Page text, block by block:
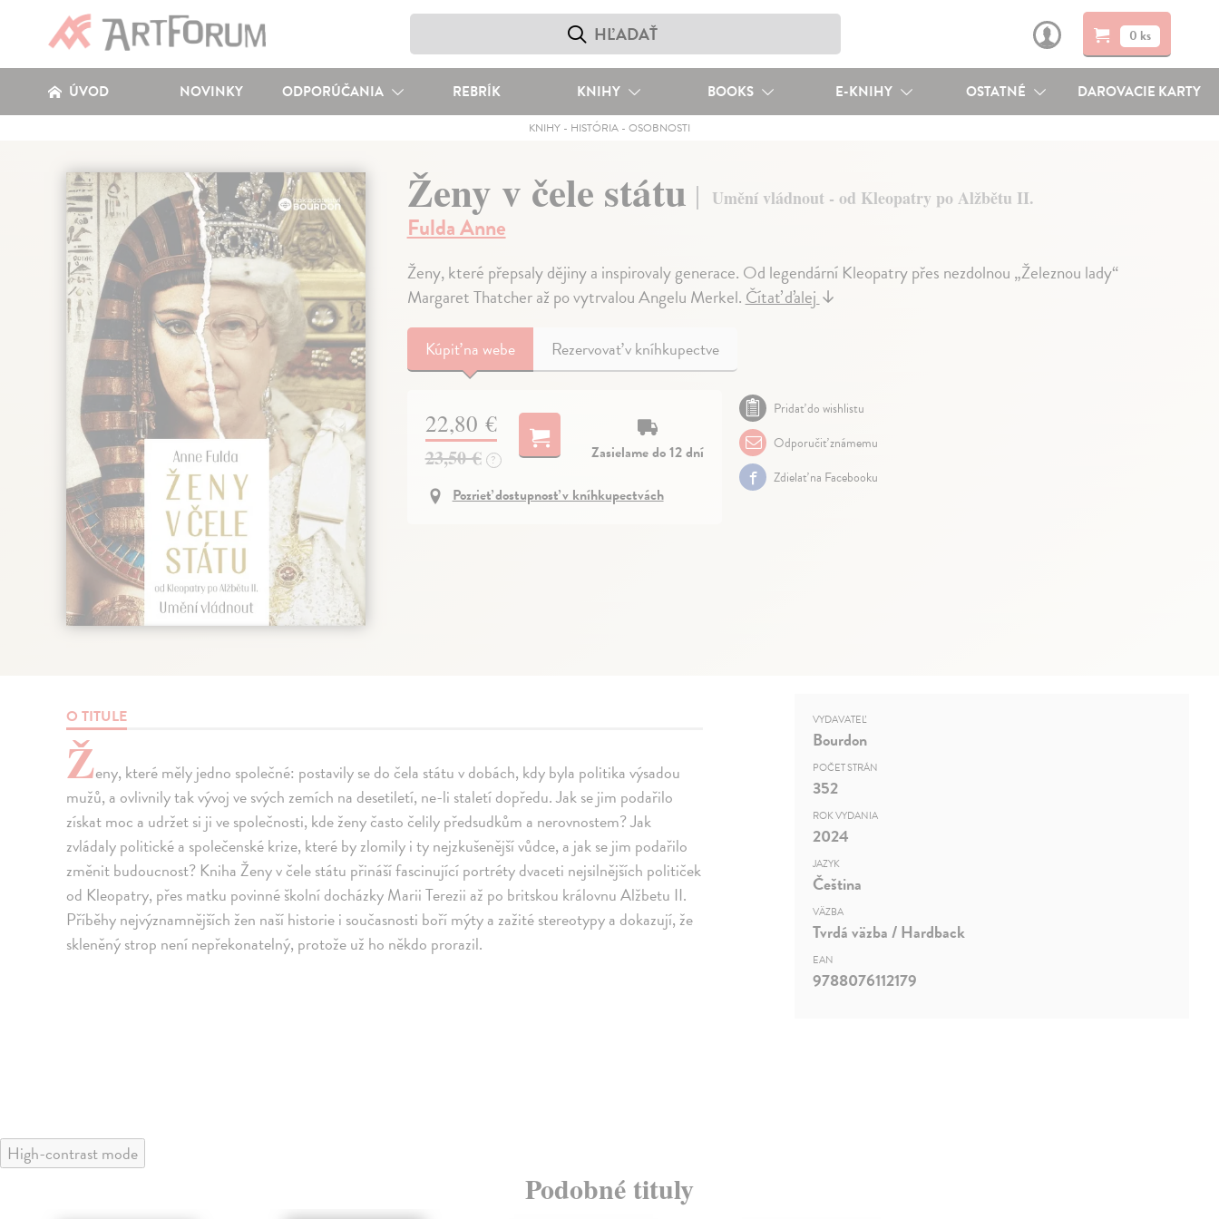
0 ks
ÚVOD NOVINKY ODPORÚČANIA REBRÍK KNIHY BOOKS E-KNIHY OSTATNÉ DAROVACIE KARTY
KNIHY- HISTÓRIA- OSOBNOSTI
Ženy v čele státu Umění vládnout - od Kleopatry po Alžbětu II.
Fulda Anne
Ženy, které přepsaly dějiny a inspirovaly generace. Od legendární Kleopatry přes nezdolnou „Železnou lady“
Margaret Thatcher až po vytrvalou Angelu Merkel.Čítať ďalej↓
Kúpiťna webe Rezervovať v kníhkupectve
22,80 €
23,50 € ?
Zasielame do 12 dní
Pozrieť dostupnosť v kníhkupectvách
Pridať do wishlistu
Odporučiť známemu
Zdielať na Facebooku
O TITULE
Ženy, které měly jedno společné: postavily se do čela státu v dobách, kdy byla politika výsadou
mužů, a ovlivnily tak vývoj ve svých zemích na desetiletí, ne-li staletí dopředu. Jak se jim podařilo
získat moc a udržet si ji ve společnosti, kde ženy často čelily předsudkům a nerovnostem? Jak
zvládaly politické a společenské krize, které by zlomily i ty nejzkušenější vůdce, a jak se jim podařilo
změnit budoucnost? Kniha Ženy v čele státu přináší fascinující portréty dvaceti nejsilnějších političek
od Kleopatry, přes matku povinné školní docházky Marii Terezii až po britskou královnu Alžbetu II.
Příběhy nejvýznamnějších žen naší historie i současnosti boří mýty a zažité stereotypy a dokazují, že
skleněný strop není nepřekonatelný, protože už ho někdo prorazil.
VYDAVATEĽ
Bourdon
POČET STRÁN
352
ROK VYDANIA
2024
JAZYK
Čeština
VÄZBA
Tvrdá väzba / Hardback
EAN
9788076112179
High-contrast mode
Podobné tituly